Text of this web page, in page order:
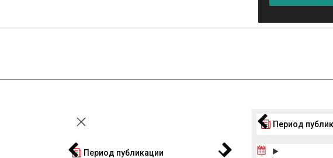
Период публикации
Период